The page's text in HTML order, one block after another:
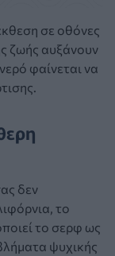
σε οθόνες
ζωής αυξάνουν
φαίνεται να
δεν
το
το σερφ ως
ψυχικής